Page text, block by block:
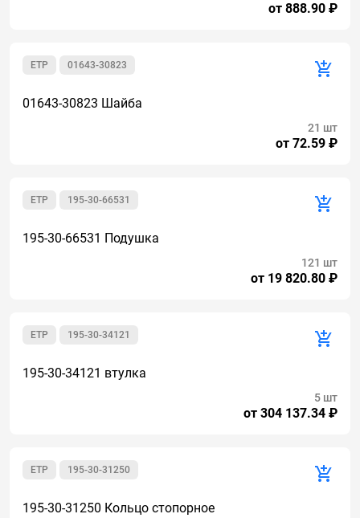
от 888.90 ₽
01643-30823
ETP
01643-30823 Шайба
от 72.59 ₽
21 шт
195-30-66531
ETP
195-30-66531 Подушка
от 19 820.80 ₽
121 шт
195-30-34121
ETP
195-30-34121 втулка
от 304 137.34 ₽
5 шт
195-30-31250
ETP
195-30-31250 Кольцо стопорное